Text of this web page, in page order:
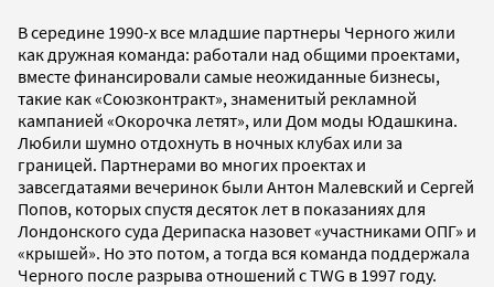
В середине 1990-х все младшие партнеры Черного жили
как дружная команда: работали над общими проектами,
вместе финансировали самые неожиданные бизнесы,
такие как «Союзконтракт», знаменитый рекламной
кампанией «Окорочка летят», или Дом моды Юдашкина.
Любили шумно отдохнуть в ночных клубах или за
границей. Партнерами во многих проектах и
завсегдатаями вечеринок были Антон Малевский и Сергей
Попов, которых спустя десяток лет в показаниях для
Лондонского суда Дерипаска назовет «участниками ОПГ» и
«крышей». Но это потом, а тогда вся команда поддержала
Черного после разрыва отношений с TWG в 1997 году.